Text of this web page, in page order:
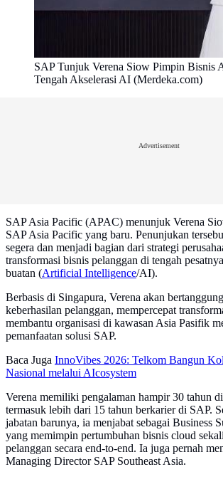
SAP Tunjuk Verena Siow Pimpin Bisnis
Tengah Akselerasi AI (Merdeka.com)
Advertisement
SAP Asia Pacific (APAC) menunjuk Verena
SAP Asia Pacific yang baru. Penunjukan
segera dan menjadi bagian dari strategi
transformasi bisnis pelanggan di tengah
buatan (Artificial Intelligence/AI).
Berbasis di Singapura, Verena akan
keberhasilan pelanggan, mempercepat
membantu organisasi di kawasan Asia Pasifik
pemanfaatan solusi SAP.
Baca Juga InnoVibes 2026: Telkom Bangun
Nasional melalui AIcosystem
Verena memiliki pengalaman hampir 30 tahun
termasuk lebih dari 15 tahun berkarier di SAP.
jabatan barunya, ia menjabat sebagai Business
yang memimpin pertumbuhan bisnis cloud
pelanggan secara end-to-end. Ia juga pernah
Managing Director SAP Southeast Asia.